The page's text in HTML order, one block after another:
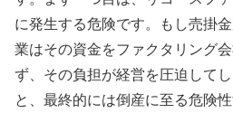
に発生する危険です。もし売掛
業はその資金をファクタリング
ず、その負担が経営を圧迫して
と、最終的には倒産に至る危険性